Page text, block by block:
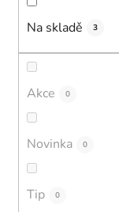
Na skladě 3
Akce 0
Novinka 0
Tip 0